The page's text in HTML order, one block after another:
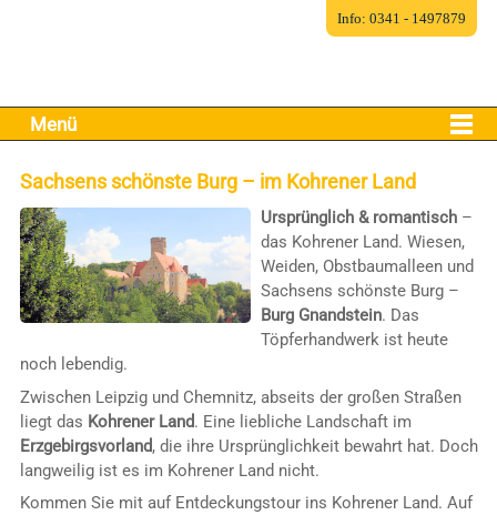
Menü
Sachsens schönste Burg – im Kohrener Land
Ursprünglich & romantisch–
das Kohrener Land. Wiesen,
Weiden, Obstbaumalleen und
Sachsens schönste Burg –
Burg Gnandstein. Das
Töpferhandwerk ist heute
noch lebendig.
Zwischen Leipzig und Chemnitz, abseits der großen Straßen
liegt das Kohrener Land. Eine liebliche Landschaft im
Erzgebirgsvorland, die ihre Ursprünglichkeit bewahrt hat. Doch
langweilig ist es im Kohrener Land nicht.
Kommen Sie mit auf Entdeckungstour ins Kohrener Land. Auf
Info: 0341 - 1497879